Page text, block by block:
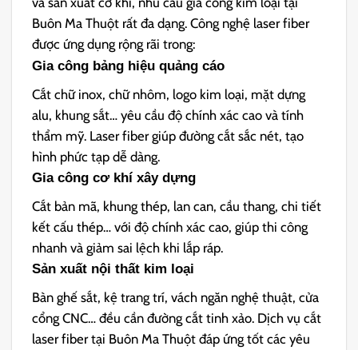
Buôn Ma Thuột rất đa dạng. Công nghệ laser fiber
được ứng dụng rộng rãi trong:
Gia công bảng hiệu quảng cáo
Cắt chữ inox, chữ nhôm, logo kim loại, mặt dựng
alu, khung sắt… yêu cầu độ chính xác cao và tính
thẩm mỹ. Laser fiber giúp đường cắt sắc nét, tạo
hình phức tạp dễ dàng.
Gia công cơ khí xây dựng
Cắt bản mã, khung thép, lan can, cầu thang, chi tiết
kết cấu thép… với độ chính xác cao, giúp thi công
nhanh và giảm sai lệch khi lắp ráp.
Sản xuất nội thất kim loại
Bàn ghế sắt, kệ trang trí, vách ngăn nghệ thuật, cửa
cổng CNC… đều cần đường cắt tinh xảo. Dịch vụ cắt
laser fiber tại Buôn Ma Thuột đáp ứng tốt các yêu